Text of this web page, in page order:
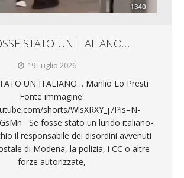
STATO UN ITALIANO…
19 Luglio 2026
UN ITALIANO… Manlio Lo Presti
Fonte immagine:
shorts/WlsXRXY_j7I?is=N-
Se fosse stato un lurido italiano-
il responsabile dei disordini avvenuti
di Modena, la polizia, i CC o altre
forze autorizzate,